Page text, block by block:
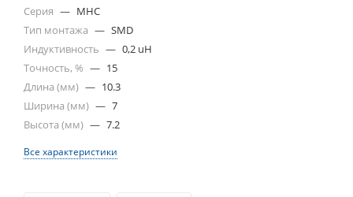
Серия — MHC
Тип монтажа — SMD
Индуктивность — 0,2 uH
Точность, % — 15
Длина (мм) — 10.3
Ширина (мм) — 7
Высота (мм) — 7.2
Все характеристики